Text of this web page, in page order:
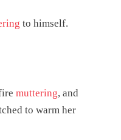
to himself.
firemuttering, and
to warm her